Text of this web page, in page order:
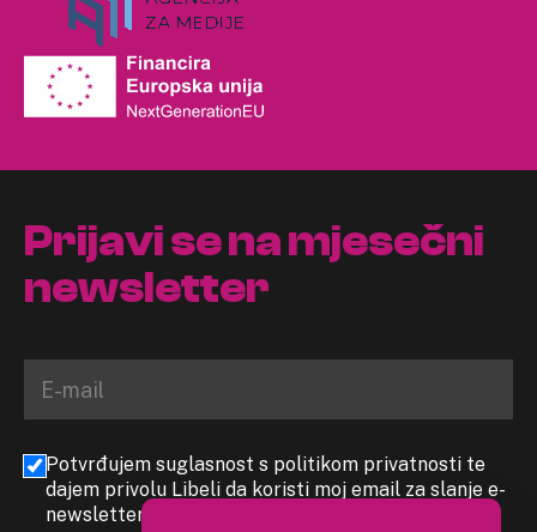
Prijavi se na mjesečni
newsletter
Potvrđujem suglasnost s politikom privatnosti te
dajem privolu Libeli da koristi moj email za slanje e-
newslettera